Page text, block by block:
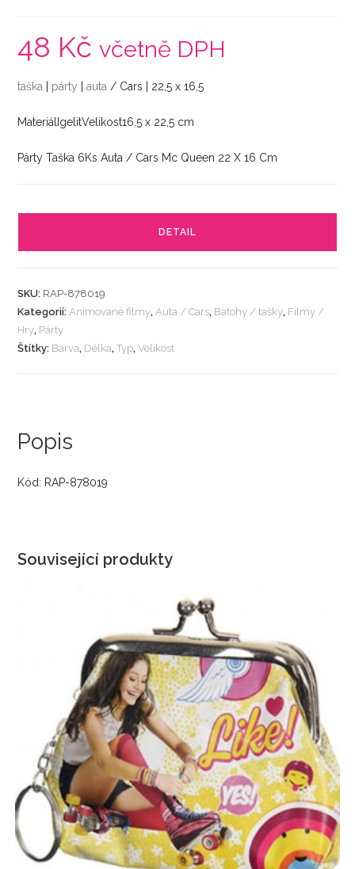
48 Kč včetně DPH
taška párty |auta / Cars | 22,5 x 16,5
MateriálIgelitVelikost16,5 x 22,5 cm
Párty Taška 6Ks Auta / Cars Mc Queen 22 X 16 Cm
DETAIL
SKU: RAP-878019
Kategorií:Animované filmy,Auta / Cars, Batohy / tašky, Filmy /
Hry, Párty
Štítky: Barva, Délka,Typ,Velikost
Popis
Kód: RAP-878019
Související produkty